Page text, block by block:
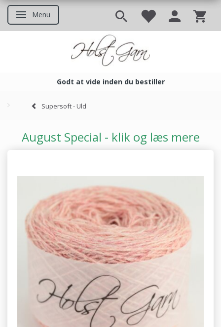
Skifte navigation
Menu
Godt at vide inden du bestiller
Supersoft - Uld
August Special - klik og læs mere